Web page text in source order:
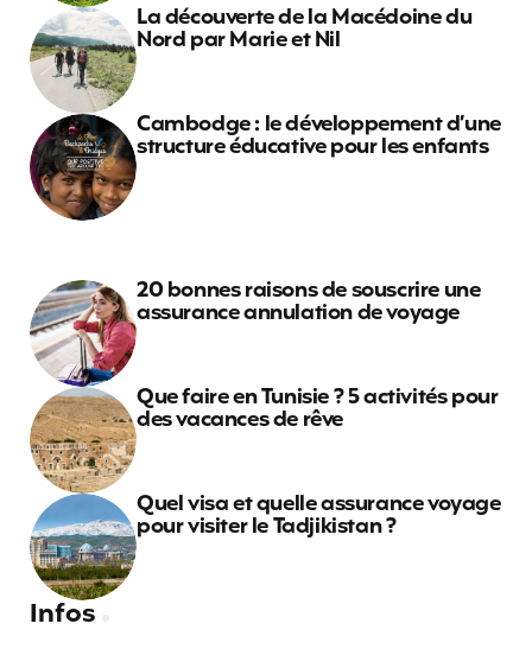
La découverte de la Macédoine du
Nord par Marie et Nil
Cambodge : le développement d’une
structure éducative pour les enfants
20 bonnes raisons de souscrire une
assurance annulation de voyage
Que faire en Tunisie ? 5 activités pour
des vacances de rêve
Quel visa et quelle assurance voyage
pour visiter le Tadjikistan ?
Infos